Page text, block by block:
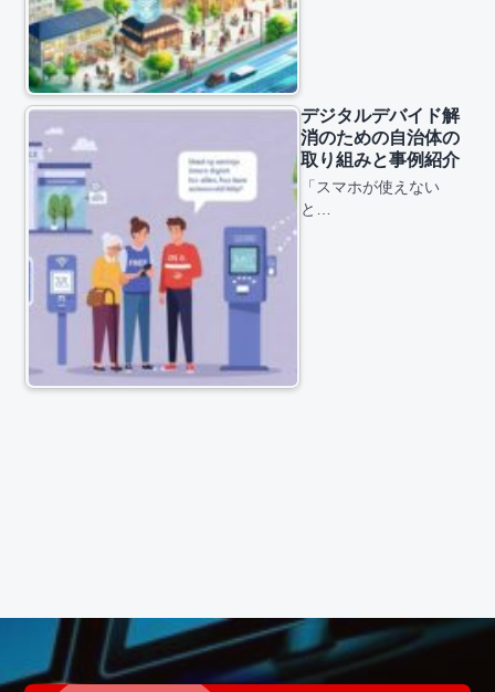
デジタルデバイド解
消のための自治体の
取り組みと事例紹介
「スマホが使えない
と…